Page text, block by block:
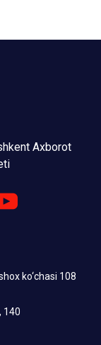
Axborot
ko‘chasi 108
140